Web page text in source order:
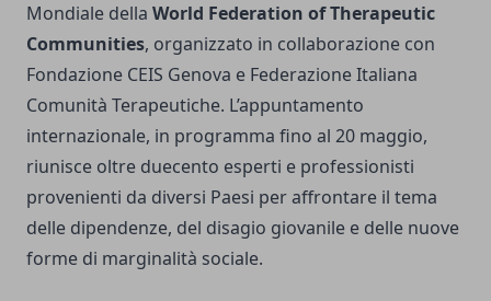
Mondiale della World Federation of Therapeutic
Communities, organizzato in collaborazione con
Fondazione CEIS Genova e Federazione Italiana
Comunità Terapeutiche. L’appuntamento
internazionale, in programma fino al 20 maggio,
riunisce oltre duecento esperti e professionisti
provenienti da diversi Paesi per affrontare il tema
delle dipendenze, del disagio giovanile e delle nuove
forme di marginalità sociale.